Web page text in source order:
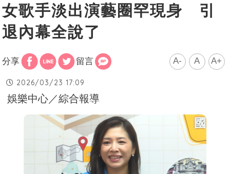
女歌手淡出演藝圈罕現身 引
退內幕全說了
分享 留言 A- A A+
2026/03/23 17:09
娛樂中心／綜合報導